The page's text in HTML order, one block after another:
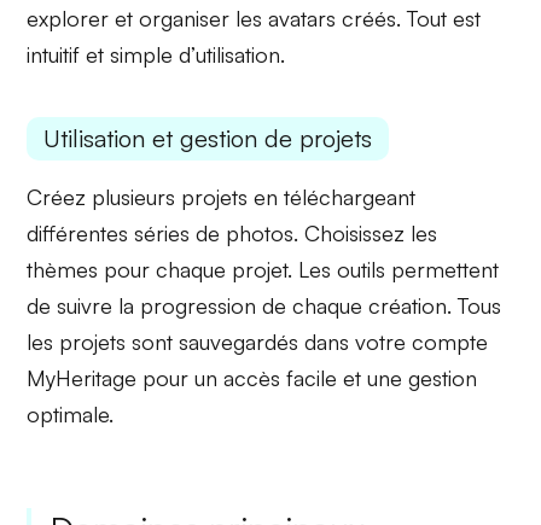
explorer et organiser lesavatars créés. Tout est
intuitif et simple d’utilisation.
Utilisation et gestion de projets
Créez plusieurs projets en téléchargeant
différentes séries de photos. Choisissez les
thèmes pour chaque projet. Les outils permettent
desuivre la progression de chaque création. Tous
les projets sont sauvegardés dans votre compte
MyHeritage pour un accès facile et une gestion
optimale.